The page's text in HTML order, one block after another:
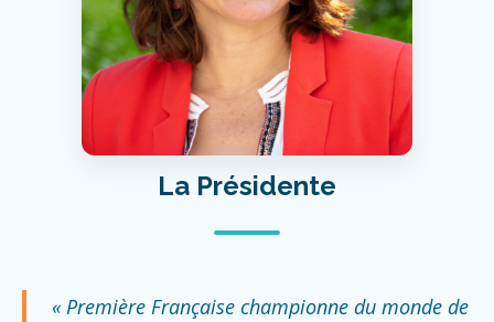
La Présidente
« Première Française championne du monde de